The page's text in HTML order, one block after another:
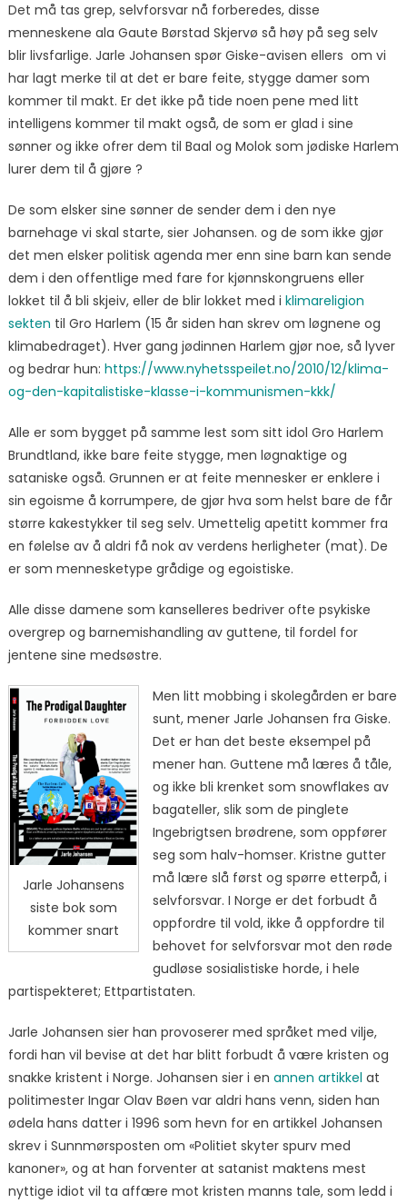
Det må tas grep, selvforsvar nå forberedes, disse
menneskene ala Gaute Børstad Skjervø så høy på seg selv
blir livsfarlige. Jarle Johansen spør Giske-avisen ellers om vi
har lagt merke til at det er bare feite, stygge damer som
kommer til makt. Er det ikke på tide noen pene med litt
intelligens kommer til makt også, de som er glad i sine
sønner og ikke ofrer dem til Baal og Molok som jødiske Harlem
lurer dem til å gjøre ?
De som elsker sine sønner de sender dem i den nye
barnehage vi skal starte, sier Johansen. og de som ikke gjør
det men elsker politisk agenda mer enn sine barn kan sende
dem i den offentlige med fare for kjønnskongruens eller
lokket til å bli skjeiv, eller de blir lokket med i klimareligion
sekten til Gro Harlem (15 år siden han skrev om løgnene og
klimabedraget). Hver gang jødinnen Harlem gjør noe, så lyver
og bedrar hun: https://www.nyhetsspeilet.no/2010/12/klima-
og-den-kapitalistiske-klasse-i-kommunismen-kkk/
Alle er som bygget på samme lest som sitt idol Gro Harlem
Brundtland, ikke bare feite stygge, men løgnaktige og
sataniske også. Grunnen er at feite mennesker er enklere i
sin egoisme å korrumpere, de gjør hva som helst bare de får
større kakestykker til seg selv. Umettelig apetitt kommer fra
en følelse av å aldri få nok av verdens herligheter (mat). De
er som mennesketype grådige og egoistiske.
Alle disse damene som kanselleres bedriver ofte psykiske
overgrep og barnemishandling av guttene, til fordel for
jentene sine medsøstre.
Jarle Johansens
siste bok som
kommer snart
Men litt mobbing i skolegården er bare
sunt, mener Jarle Johansen fra Giske.
Det er han det beste eksempel på
mener han. Guttene må læres å tåle,
og ikke bli krenket som snowflakes av
bagateller, slik som de pinglete
Ingebrigtsen brødrene, som oppfører
seg som halv-homser. Kristne gutter
må lære slå først og spørre etterpå, i
selvforsvar. I Norge er det forbudt å
oppfordre til vold, ikke å oppfordre til
behovet for selvforsvar mot den røde
gudløse sosialistiske horde, i hele
partispekteret; Ettpartistaten.
Jarle Johansen sier han provoserer med språket med vilje,
fordi han vil bevise at det har blitt forbudt å være kristen og
snakke kristent i Norge. Johansen sier i en annen artikkel at
politimester Ingar Olav Bøen var aldri hans venn, siden han
ødela hans datter i 1996 som hevn for en artikkel Johansen
skrev i Sunnmørsposten om «Politiet skyter spurv med
kanoner», og at han forventer at satanist maktens mest
nyttige idiot vil ta affære mot kristen manns tale, som ledd i